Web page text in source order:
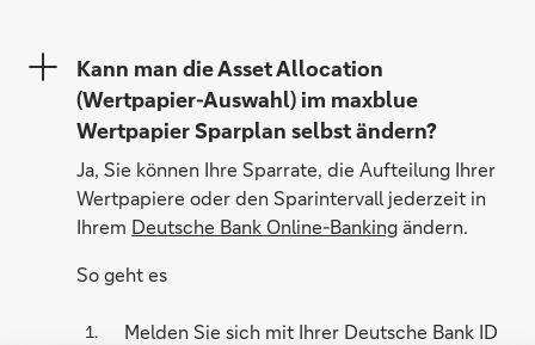
Kann man die Asset Allocation
(Wertpapier-Auswahl) im maxblue
Wertpapier Sparplan selbst ändern?
Ja, Sie können Ihre Sparrate, die Aufteilung Ihrer
Wertpapiere oder den Sparintervall jederzeit in
Ihrem Deutsche Bank Online-Bankingändern.
So geht es
Melden Sie sich mit Ihrer Deutsche Bank ID